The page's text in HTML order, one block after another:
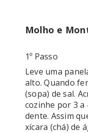
Molho e
1º Passo
Leve uma
alto. Quando
(sopa) de sal.
cozinhe por 3
dente. Assim
xícara (chá) de